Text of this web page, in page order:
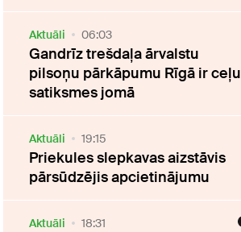
Aktuāli 06:03
Gandrīz trešdaļa ārvalstu
pilsoņu pārkāpumu Rīgā ir ceļu
satiksmes jomā
Aktuāli 19:15
Priekules slepkavas aizstāvis
pārsūdzējis apcietinājumu
Aktuāli 18:31